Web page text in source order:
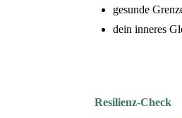
gesunde
dein inneres
Resilienz-Check